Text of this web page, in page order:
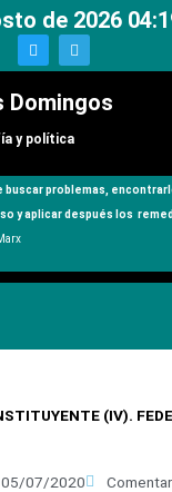
de 2026
T
w
i
t
r
T
e
l
g
r
a
m
Domingos
y política
buscar problemas,
y aplicar después los
(IV).
05/07/2020